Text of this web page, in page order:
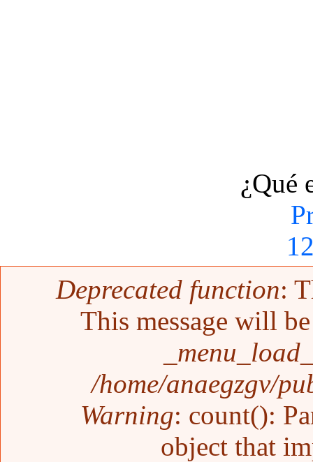
¿Qué
1
Mensaje de error
Deprecated function:
This message will
/home/anaegzgv/
Warning: count():
object that